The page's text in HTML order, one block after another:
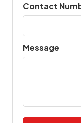
Contact
Message